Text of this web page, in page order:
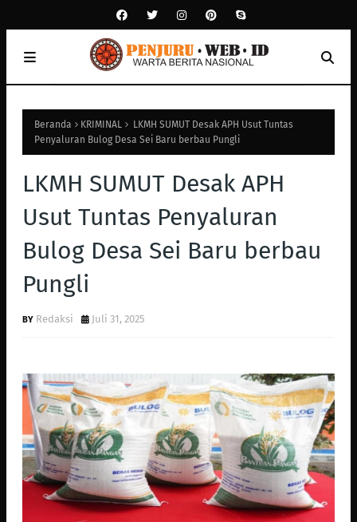
Beranda KRIMINAL
LKMH SUMUT Desak APH Usut Tuntas
Penyaluran Bulog Desa Sei Baru berbau Pungli
LKMH SUMUT Desak APH
Usut Tuntas Penyaluran
Bulog Desa Sei Baru berbau
Pungli
Redaksi Juli 31, 2025